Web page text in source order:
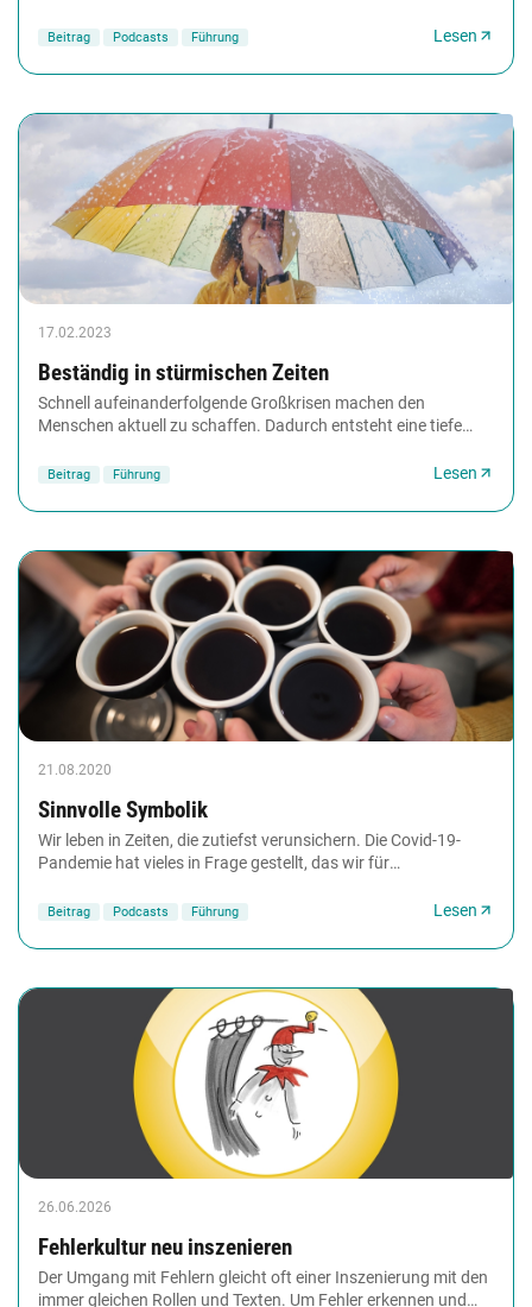
Beitrag Podcasts Führung Lesen
17.02.2023
Beständig in stürmischen Zeiten
Schnell aufeinanderfolgende Großkrisen machen den
Menschen aktuell zu schaffen. Dadurch entsteht eine tiefe
Beitrag Führung Lesen
21.08.2020
Sinnvolle Symbolik
Wir leben in Zeiten, die zutiefst verunsichern. Die Covid-19-
Pandemie hat vieles in Frage gestellt, das wir für
Beitrag Podcasts Führung Lesen
26.06.2026
Fehlerkultur neu inszenieren
Der Umgang mit Fehlern gleicht oft einer Inszenierung mit den
immer gleichen Rollen und Texten. Um Fehler erkennen und